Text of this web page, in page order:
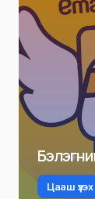
Цааш үзэх